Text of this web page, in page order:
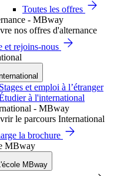
Toutes les offres
nos offres d'alternance
et rejoins-nous
Stages et emploi à l’étranger
à l'international
le parcours International
la brochure
MBway
MBway